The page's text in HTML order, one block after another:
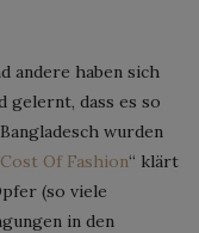
andere haben sich
gelernt, dass es so
wurden
Cost Of Fashion“ klärt
(so viele
in den